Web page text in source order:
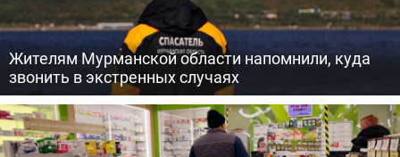
Жителям Мурманской области напомнили, куда
звонить в экстренных случаях